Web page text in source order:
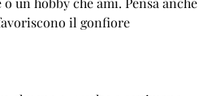
il gonfiore